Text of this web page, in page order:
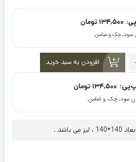
134,500 تومان
افزودن به سبد خرید
134,500 تومان
باشد .